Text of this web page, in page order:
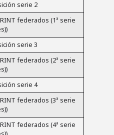
serie 2
federados (1ª serie
serie 3
federados (2ª serie
serie 4
federados (3ª serie
federados (4ª serie